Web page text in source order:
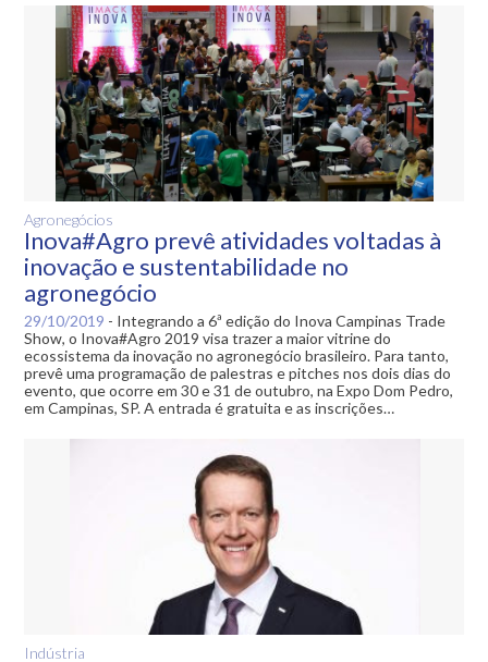
Agronegócios
Inova#Agro prevê atividades voltadas à
inovação e sustentabilidade no
agronegócio
29/10/2019 - Integrando a 6ª edição do Inova Campinas Trade
Show, o Inova#Agro 2019 visa trazer a maior vitrine do
ecossistema da inovação no agronegócio brasileiro. Para tanto,
prevê uma programação de palestras e pitches nos dois dias do
evento, que ocorre em 30 e 31 de outubro, na Expo Dom Pedro,
em Campinas, SP. A entrada é gratuita e as inscrições…
Indústria